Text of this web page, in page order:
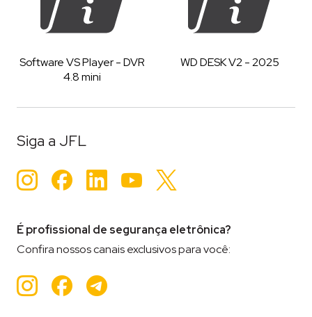
Software VS Player - DVR
4.8 mini
WD DESK V2 - 2025
Siga a JFL
Instagram
Facebook
LinkedInYouTube
É profissional de segurança eletrônica?
Confira nossos canais exclusivos para você:
Instagram
Facebook
Teleram